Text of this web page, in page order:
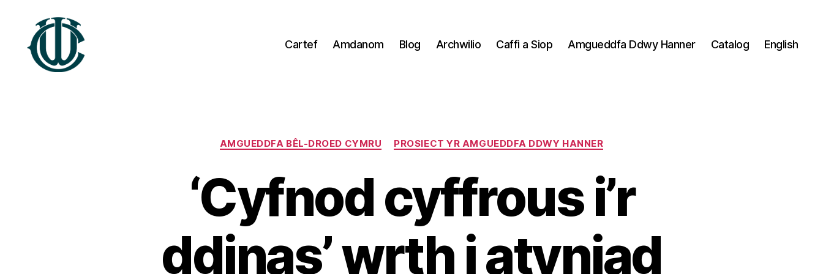
Cartef Amdanom Blog Archwilio Caffi a Siop Amgueddfa Ddwy Hanner Catalog English
Categories
AMGUEDDFA BÊL-DROED CYMRU PROSIECT YR AMGUEDDFA DDWY HANNER
‘Cyfnod cyffrous i’r
ddinas’ wrth i atyniad